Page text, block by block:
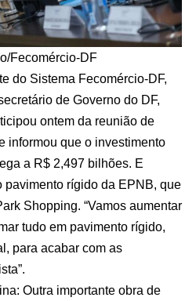
Fecomércio-DF
do Sistema Fecomércio-DF,
de Governo do DF,
ontem da reunião de
informou que o investimento
a R$ 2,497 bilhões. E
pavimento rígido da EPNB, que
Shopping. “Vamos aumentar
tudo em pavimento rígido,
para acabar com as
Outra importante obra de